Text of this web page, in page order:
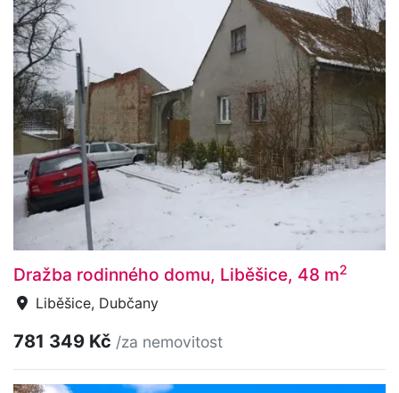
Dražba rodinného domu, Liběšice, 48 m2
Liběšice, Dubčany
781 349 Kč /za nemovitost